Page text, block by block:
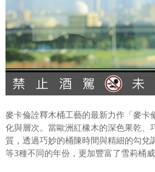
麥卡倫詮釋木桶工藝的最新力作「麥
化與層次。當歐洲紅橡木的深色果乾
質，透過巧妙的桶陳時間與精細的勾
等3種不同的年份，更加豐富了雪莉桶